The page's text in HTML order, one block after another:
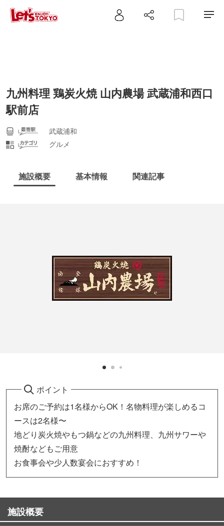
九州料理 鶏炭火焼 山内農場 武蔵浦和西口
駅前店
武蔵浦和
グルメ
施設概要 基本情報 関連記事
ポイント
お席のご予約は1名様からOK！名物料理が楽しめるコ
ースは2名様〜
地どり炭火焼やもつ鍋などの九州料理、九州サワーや
焼酎などもご用意
お食事会や少人数宴会におすすめ！
施設概要